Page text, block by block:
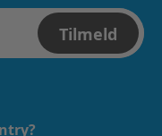
Tilmeld